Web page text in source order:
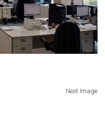
Next Image